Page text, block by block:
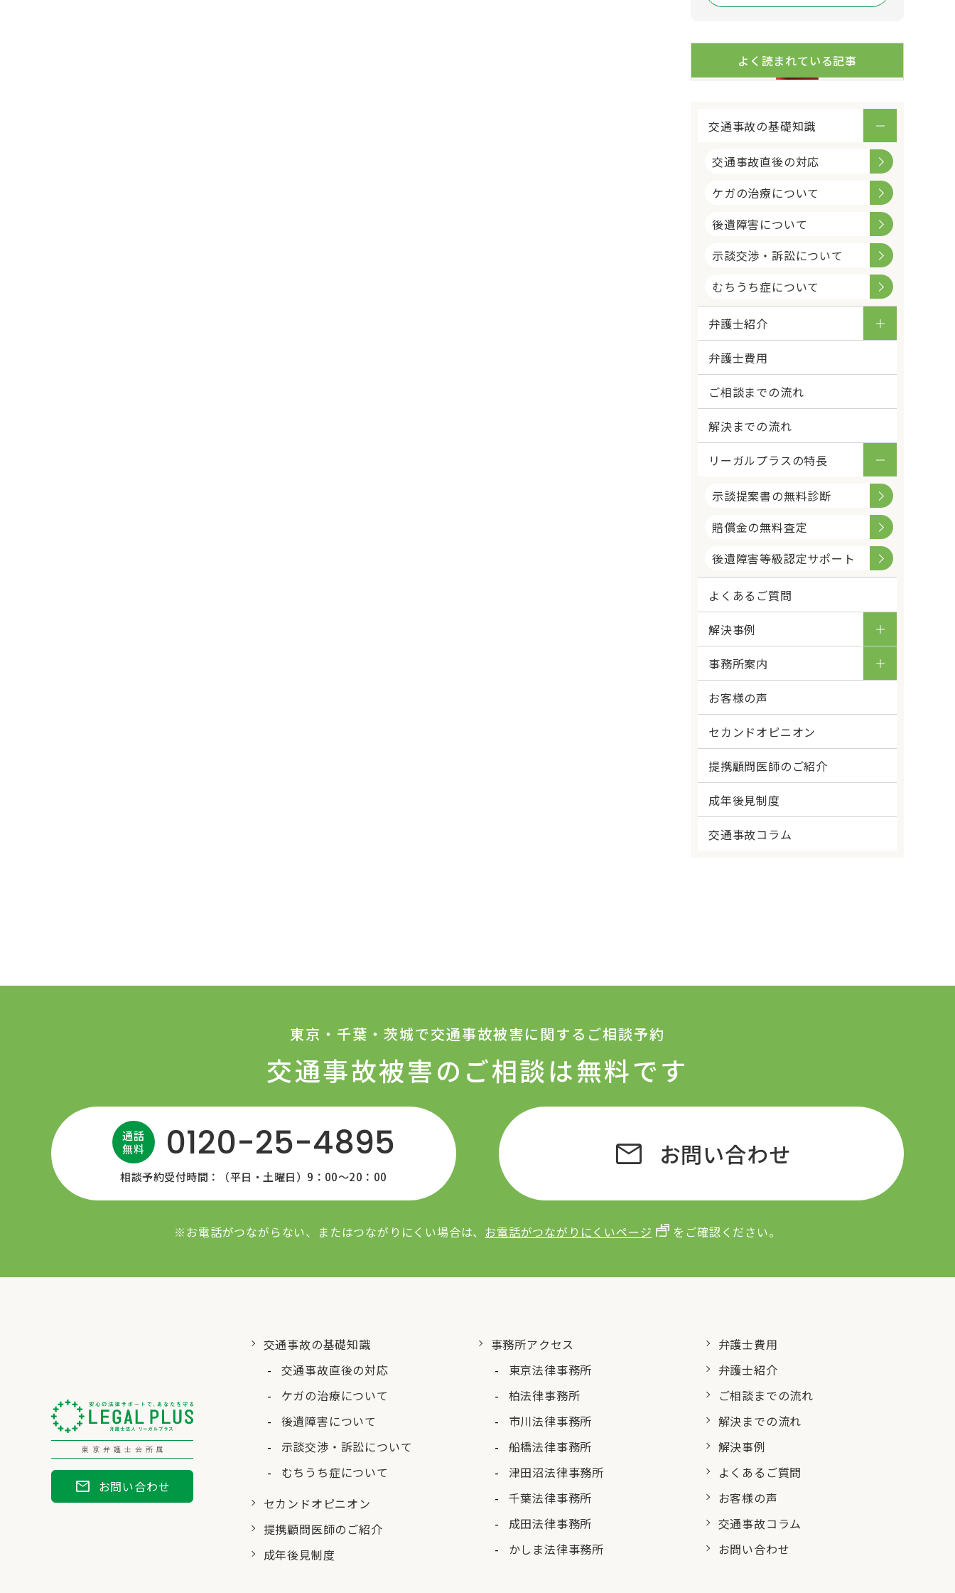
よく読まれている記事
交通事故の基礎知識
交通事故直後の対応
ケガの治療について
後遺障害について
示談交渉・訴訟について
むちうち症について
弁護士紹介
弁護士費用
ご相談までの流れ
解決までの流れ
リーガルプラスの特長
示談提案書の無料診断
賠償金の無料査定
後遺障害等級認定サポート
よくあるご質問
解決事例
事務所案内
お客様の声
セカンドオピニオン
提携顧問医師のご紹介
成年後見制度
交通事故コラム
交通事故被害の ご相談は無料です
東京・千葉・茨城で交通事故被害に関するご相談予約
通話
無料
0120-25-4895
相談予約受付時間：（平日・土曜日）9：00〜20：00
mail お問い合わせ
※お電話がつながらない、またはつながりにくい場合は、 お電話がつながりにくいページ をご確認ください。
東京弁護士会所属
mail お問い合わせ
交通事故の基礎知識
交通事故直後の対応
ケガの治療について
後遺障害について
示談交渉・訴訟について
むちうち症について
セカンドオピニオン
提携顧問医師のご紹介
成年後見制度
事務所アクセス
東京法律事務所
柏法律事務所
市川法律事務所
船橋法律事務所
津田沼法律事務所
千葉法律事務所
成田法律事務所
かしま法律事務所
弁護士費用
弁護士紹介
ご相談までの流れ
解決までの流れ
解決事例
よくあるご質問
お客様の声
交通事故コラム
お問い合わせ